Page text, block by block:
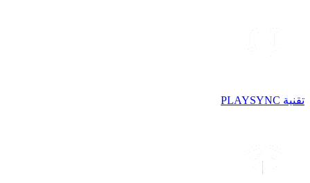
تقنية PLAYSYNC